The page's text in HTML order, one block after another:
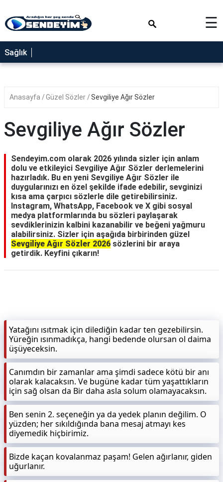
SAĞLIK
NEDİR
YEMEK
RÜYA
TABİRLERİ
GEZİLECEK
YERLER
BLOG
☰
Sağlık
Anasayfa Güzel Sözler Sevgiliye Ağır Sözler
Sevgiliye Ağır Sözler
Sendeyim.com olarak 2026 yılında sizler için anlam
dolu ve etkileyici Sevgiliye Ağır Sözler derlemelerini
hazırladık. Bu en yeni Sevgiliye Ağır Sözler ile
duygularınızı en özel şekilde ifade edebilir, sevginizi
kısa ama çarpıcı sözlerle dile getirebilirsiniz.
Instagram, WhatsApp, Facebook ve X gibi sosyal
medya platformlarında bu sözleri paylaşarak
sevdiklerinizin kalbini kazanabilir ve beğeni yağmuru
alabilirsiniz. Sizler için aşağıda birbirinden güzel
Sevgiliye Ağır Sözler 2026 sözlerini bir araya
getirdik. Keyfini çıkarın!
Yatağını ısıtmak için dilediğin kadar ten gezebilirsin.
Yüreğin ısınmadıkça, hangi bedende olursan ol daima
üşüyeceksin.
Canımdın bir zamanlar ama şimdi sadece kötü bir anı
olarak kalacaksın. Ve bugüne kadar tüm yaşattıkların
için sağ olsan da Bir daha asla solum olamayacaksın.
Ben senin 2. seçeneğin ya da yedek planın değilim. O
yüzden; her sıkıldığında bana mesaj atmayı kes
diyemedik hiçbirimiz.
Bizde kaçan kovalanmaz paşam! Gelen ağırlanır, giden
uğurlanır.